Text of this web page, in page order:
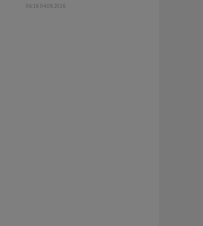
06:18 04.08.2026